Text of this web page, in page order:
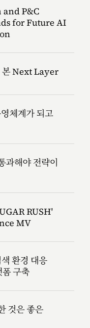
P&C
for Future AI
본 Next Layer
체계가 되고
과해야 전략이
RUSH'
MV
환경 대응
폼 구축
것은 좋은